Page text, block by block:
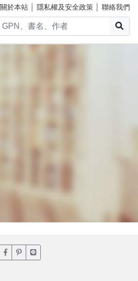
關於本站 隱私權及安全政策 聯絡我們
臉書分享(另開新視窗)
噗浪分享(另開新視窗)
Line分享(另開新視窗)